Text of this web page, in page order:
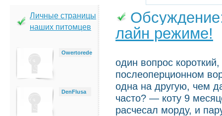
Личные страницы
наших питомцев
Owertorede
DenFlusa
лайн режиме!
один вопрос
послеоперционном
одна на другую, чем
часто? — коту 9
расчесал морду, и